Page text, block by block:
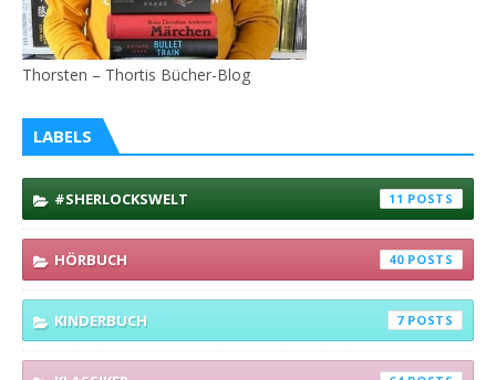
Thorsten – Thortis Bücher-Blog
LABELS
#SHERLOCKSWELT 11
HÖRBUCH 40
KINDERBUCH 7